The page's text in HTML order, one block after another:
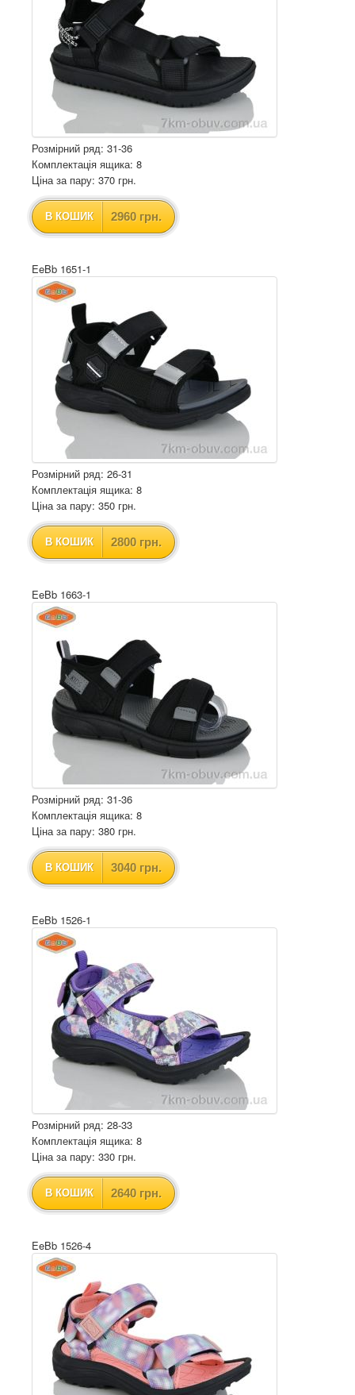
Розмірний ряд: 31-36
Комплектація ящика: 8
Ціна за пару: 370 грн.
В КОШИК 2960 грн.
EeBb 1651-1
Розмірний ряд: 26-31
Комплектація ящика: 8
Ціна за пару: 350 грн.
В КОШИК 2800 грн.
EeBb 1663-1
Розмірний ряд: 31-36
Комплектація ящика: 8
Ціна за пару: 380 грн.
В КОШИК 3040 грн.
EeBb 1526-1
Розмірний ряд: 28-33
Комплектація ящика: 8
Ціна за пару: 330 грн.
В КОШИК 2640 грн.
EeBb 1526-4